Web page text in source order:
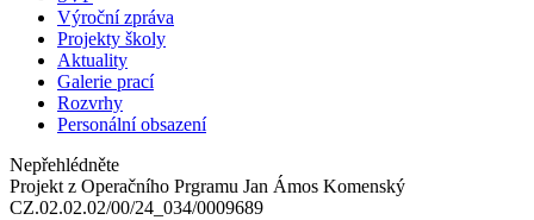
Výroční zpráva
Projekty školy
Aktuality
Galerie prací
Rozvrhy
Personální obsazení
Nepřehlédněte
Projekt z Operačního Prgramu Jan Ámos Komenský
CZ.02.02.02/00/24_034/0009689